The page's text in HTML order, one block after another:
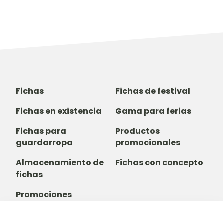
Fichas
Fichas de festival
Fichas en existencia
Gama para ferias
Fichas para
guardarropa
Productos
promocionales
Almacenamiento de
fichas
Fichas con concepto
Promociones